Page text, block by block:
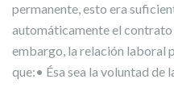
permanente, esto era
automáticamente el contrato
embargo, la relación laboral
que:• Ésa sea la voluntad